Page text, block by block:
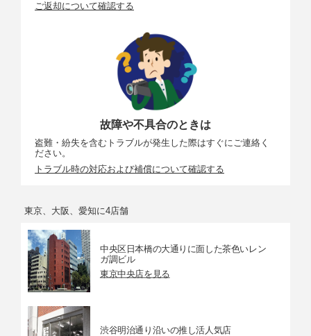
ご返却について確認する
故障や不具合のときは
盗難・紛失を含むトラブルが発生した際はすぐにご連絡く
ださい。
トラブル時の対応および補償について確認する
東京、大阪、愛知に4店舗
中央区日本橋の大通りに面した茶色いレン
ガ調ビル
東京中央店を見る
渋谷明治通り沿いの推し活人気店